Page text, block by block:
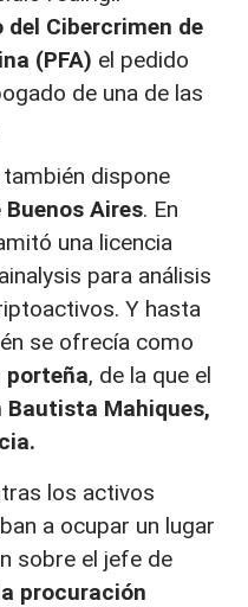
Cibercrimen de
(PFA) el pedido
de una de las
dispone
Aires. En
una licencia
para análisis
Y hasta
se ofrecía como
porteña, de la que el
Bautista Mahiques,
los activos
a ocupar un lugar
sobre el jefe de
procuración